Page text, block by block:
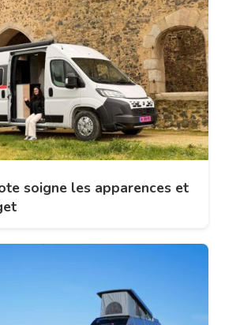
soigne les apparences et